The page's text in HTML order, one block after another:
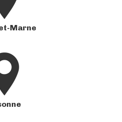
Marne